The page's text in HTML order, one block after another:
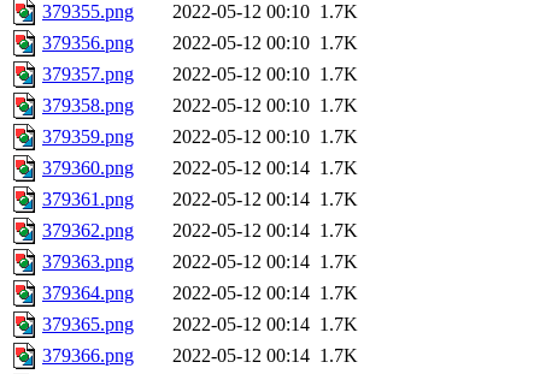
379355.png 2022-05-12 00:10 1.7K
379356.png
2022-05-12 00:10 1.7K
379357.png
2022-05-12 00:10 1.7K
379358.png
2022-05-12 00:10 1.7K
379359.png
2022-05-12 00:10 1.7K
379360.png
2022-05-12 00:14 1.7K
379361.png
2022-05-12 00:14 1.7K
379362.png
2022-05-12 00:14 1.7K
379363.png
2022-05-12 00:14 1.7K
379364.png
2022-05-12 00:14 1.7K
379365.png
2022-05-12 00:14 1.7K
379366.png
2022-05-12 00:14 1.7K